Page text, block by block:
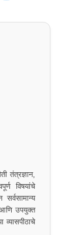
तंत्रज्ञान,
विषयांचे
आणि उपयुक्त
व्यासपीठाचे